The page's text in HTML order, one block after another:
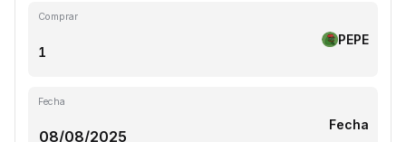
Comprar
PEPE
Fecha
Fecha